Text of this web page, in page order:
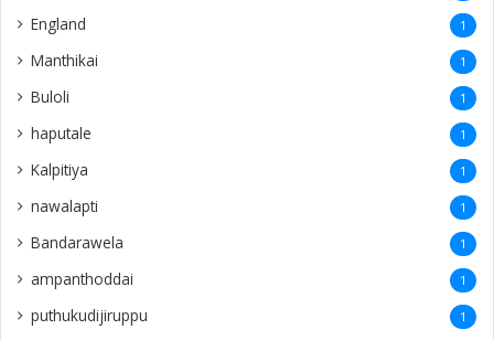
England 1
Manthikai 1
Buloli 1
haputale 1
Kalpitiya 1
nawalapti 1
Bandarawela 1
ampanthoddai 1
puthukudijiruppu 1